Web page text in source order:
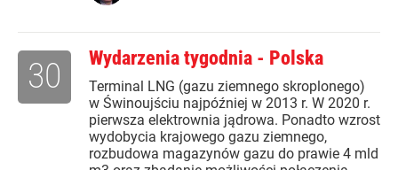
Wydarzenia tygodnia - Polska
Terminal LNG (gazu ziemnego skroplonego)
w Świnoujściu najpóźniej w 2013 r. W 2020 r.
pierwsza elektrownia jądrowa. Ponadto wzrost
wydobycia krajowego gazu ziemnego,
rozbudowa magazynów gazu do prawie 4 mld
30